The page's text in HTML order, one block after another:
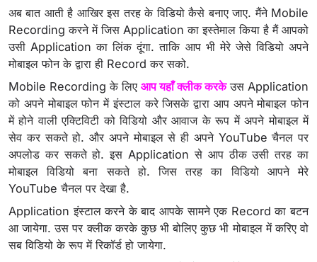
अब बात आती है आखिर इस तरह के विडियो कैसे बनाए जाए. मैंने Mobile
Recording करने में जिस Application का इस्तेमाल किया है मैं आपको
उसी Application का लिंक दूंगा. ताकि आप भी मेरे जेसे विडियो अपने
मोबाइल फोन के द्वारा ही Record कर सको.
Mobile Recording के लिए आप यहाँ क्लीक करकेउस Application
को अपने मोबाइल फोन में इंस्टाल करे जिसके द्वारा आप अपने मोबाइल फोन
में होने वाली एक्टिविटी को विडियो और आवाज के रूप में अपने मोबाइल में
सेव कर सकते हो. और अपने मोबाइल से ही अपने YouTube चैनल पर
अपलोड कर सकते हो. इस Application से आप ठीक उसी तरह का
मोबाइल विडियो बना सकते हो. जिस तरह का विडियो आपने मेरे
YouTube चैनल पर देखा है.
Application इंस्टाल करने के बाद आपके सामने एक Record का बटन
आ जायेगा. उस पर क्लीक करके कुछ भी बोलिए कुछ भी मोबाइल में करिए वो
सब विडियो के रूप में रिकॉर्ड हो जायेगा.